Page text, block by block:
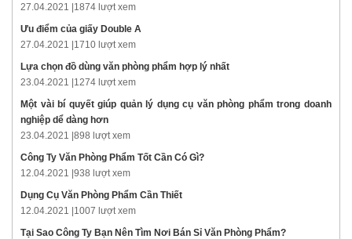
27.04.2021 | 1874 lượt xem
Ưu điểm của giấy Double A
27.04.2021 | 1710 lượt xem
Lựa chọn đồ dùng văn phòng phẩm hợp lý nhất
23.04.2021 | 1274 lượt xem
Một vài bí quyết giúp quản lý dụng cụ văn phòng phẩm trong doanh
nghiệp dể dàng hơn
23.04.2021 | 898 lượt xem
Công Ty Văn Phòng Phẩm Tốt Cần Có Gì?
12.04.2021 | 938 lượt xem
Dụng Cụ Văn Phòng Phẩm Cần Thiết
12.04.2021 | 1007 lượt xem
Tại Sao Công Ty Bạn Nên Tìm Nơi Bán Sỉ Văn Phòng Phẩm?